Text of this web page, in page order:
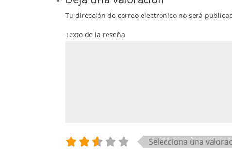
Tu dirección de correo electrónico no será
Texto de la reseña
Selecciona una